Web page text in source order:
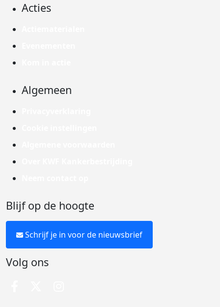
Acties
Algemeen
Blijf op de hoogte
Schrijf je in voor de nieuwsbrief
Volg ons